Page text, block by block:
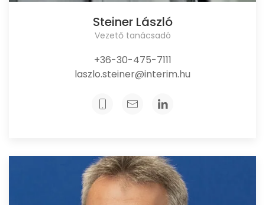
Steiner László
Vezető tanácsadó
+36-30-475-7111
laszlo.steiner@interim.hu